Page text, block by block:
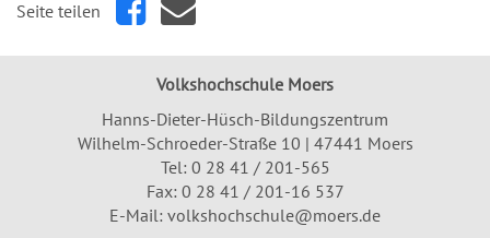
Seite teilen
Volkshochschule Moers
Hanns-Dieter-Hüsch-Bildungszentrum
Wilhelm-Schroeder-Straße 10 | 47441 Moers
Tel: 0 28 41 / 201-565
Fax: 0 28 41 / 201-16 537
E-Mail: volkshochschule@moers.de